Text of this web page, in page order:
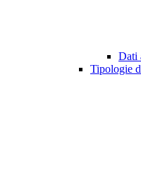
Dati
Tipologie